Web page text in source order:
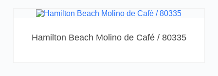
Hamilton Beach Molino de Café / 80335